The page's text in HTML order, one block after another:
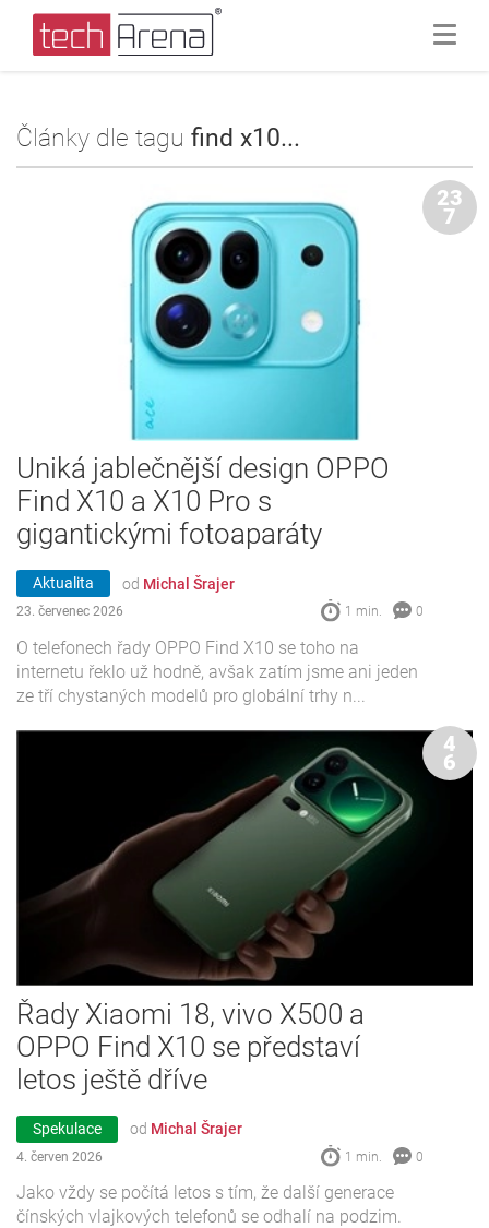
Články dle tagu find x10...
Uniká jablečnější design OPPO
Find X10 a X10 Pro s
gigantickými fotoaparáty
Aktualita od Michal Šrajer
23. červenec 2026 1 min. 0
O telefonech řady OPPO Find X10 se toho na
internetu řeklo už hodně, avšak zatím jsme ani jeden
ze tří chystaných modelů pro globální trhy n...
23
7
Řady Xiaomi 18, vivo X500 a
OPPO Find X10 se představí
letos ještě dříve
Spekulace od Michal Šrajer
4. červen 2026 1 min. 0
Jako vždy se počítá letos s tím, že další generace
čínských vlajkových telefonů se odhalí na podzim.
4
6